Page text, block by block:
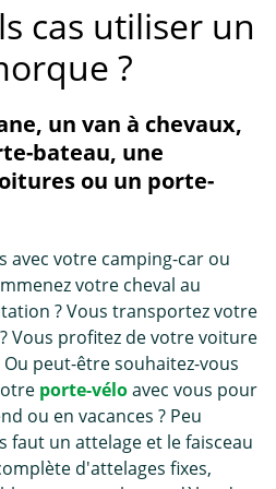
cas utiliser un
?
un van à chevaux,
bateau, une
ou un porte-
avec votre camping-car ou
votre cheval au
? Vous transportez votre
Vous profitez de votre voiture
peut-être souhaitez-vous
porte-véloavec vous pour
ou en vacances ? Peu
faut un attelage et le faisceau
d'attelages fixes,